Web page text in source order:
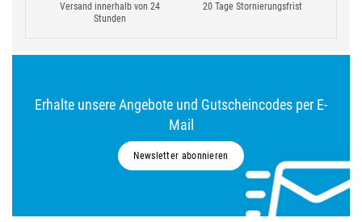
Versand innerhalb von 24
Stunden
20 Tage Stornierungsfrist
Erhalte unsere Angebote und Gutscheincodes per E-
Mail
Newsletter abonnieren